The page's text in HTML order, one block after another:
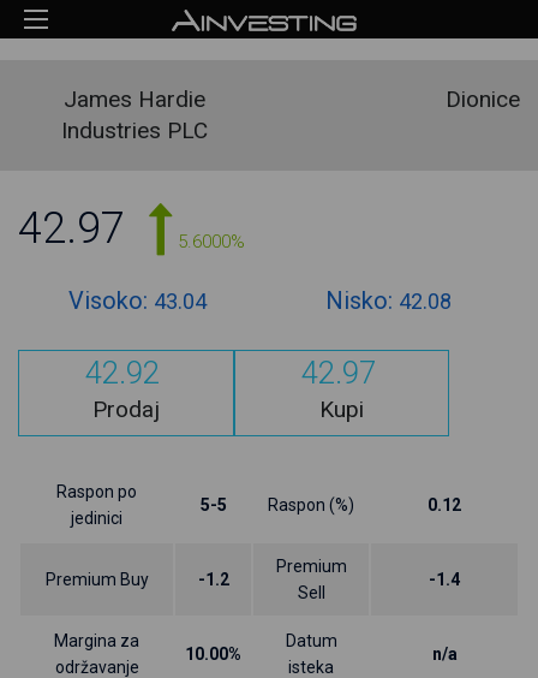
James Hardie
Industries PLC
Dionice
42.97 5.6000%
Visoko: 43.04 Nisko: 42.08
42.92
Prodaj
42.97
Kupi
Raspon po
jedinici
5-5 Raspon (%) 0.12
Premium Buy -1.2
Premium
Sell
-1.4
Margina za
održavanje
10.00%
Datum
isteka
n/a